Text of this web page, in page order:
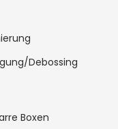
Debossing
Boxen